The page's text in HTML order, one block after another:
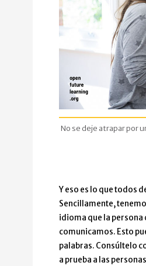
No se deje atrapar por
Y eso es lo que todos
Sencillamente,
idioma que la persona
comunicamos. Esto
palabras. Consúltelo
a prueba a las